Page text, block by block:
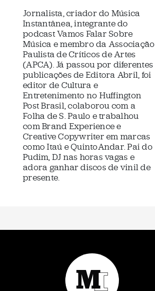
Jornalista, criador do Música
Instantânea, integrante do
podcast Vamos Falar Sobre
Música e membro da Associação
Paulista de Críticos de Artes
(APCA). Já passou por diferentes
publicações de Editora Abril, foi
editor de Cultura e
Entretenimento no Huffington
Post Brasil, colaborou com a
Folha de S. Paulo e trabalhou
com Brand Experience e
Creative Copywriter em marcas
como Itaú e QuintoAndar. Pai do
Pudim, DJ nas horas vagas e
adora ganhar discos de vinil de
presente.